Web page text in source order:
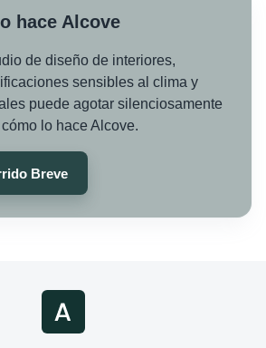
hace Alcove
de diseño de interiores,
sensibles al clima y
puede agotar silenciosamente
lo hace Alcove.
Breve